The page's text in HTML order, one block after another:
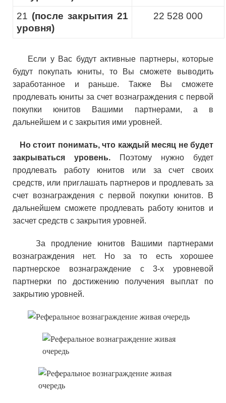
21 (после закрытия 21
уровня)
22 528 000
Если у Вас будут активные партнеры, которые
будут покупать юниты, то Вы сможете выводить
заработанное и раньше. Также Вы сможете
продлевать юниты за счет вознаграждения с первой
покупки юнитов Вашими партнерами, а в
дальнейшем и с закрытия ими уровней.
Но стоит понимать, что каждый месяц не будет
закрываться уровень. Поэтому нужно будет
продлевать работу юнитов или за счет своих
средств, или приглашать партнеров и продлевать за
счет вознаграждения с первой покупки юнитов. В
дальнейшем сможете продлевать работу юнитов и
засчет средств с закрытия уровней.
За продление юнитов Вашими партнерами
вознаграждения нет. Но за то есть хорошее
партнерское вознаграждение с 3-х уровневой
партнерки по достижению получения выплат по
закрытию уровней.